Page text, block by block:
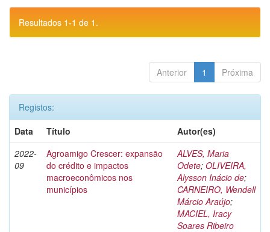
Resultados 1-1 de 1.
Anterior 1 Próxima
Registos:
Data
Título
Autor(es)
2022-
09
Agroamigo Crescer: expansão
do crédito e impactos
macroeconômicos nos
municípios
ALVES, Maria
Odete; OLIVEIRA,
Alysson Inácio de;
CARNEIRO, Wendell
Márcio Araújo;
MACIEL, Iracy
Soares Ribeiro